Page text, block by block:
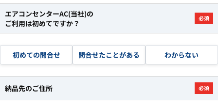
エアコンセンターAC(当社)の
ご利用は初めてですか？
必須
初めての問合せ 問合せたことがある わからない
納品先のご住所 必須